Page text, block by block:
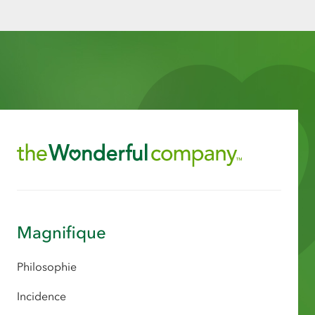
Magnifique
Philosophie
Incidence